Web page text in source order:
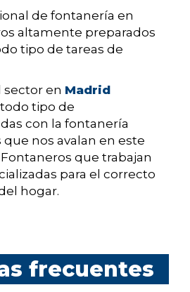
de fontanería en
altamente preparados
tipo de tareas de
sector en Madrid
tipo de
con la fontanería
que nos avalan en este
que trabajan
para el correcto
hogar.
frecuentes